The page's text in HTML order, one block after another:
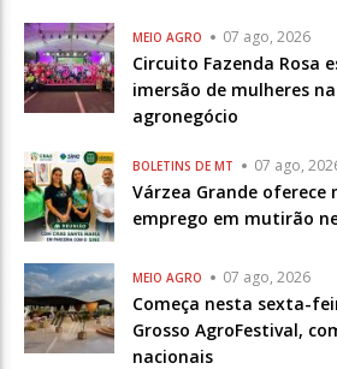
MEIO AGRO 07 ago, 2026
Circuito Fazenda Rosa
imersão de mulheres
agronegócio
BOLETINS DE MT 07 ago,
Várzea Grande oferece
emprego em mutirão
MEIO AGRO 07 ago, 2026
Começa nesta sexta-
Grosso AgroFestival,
nacionais